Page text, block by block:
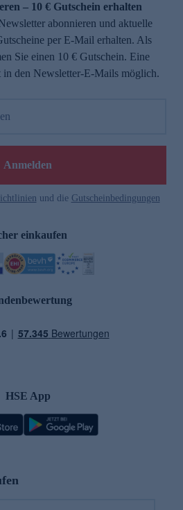
– 10 € Gutschein erhalten
abonnieren und aktuelle
per E-Mail erhalten. Als
Sie einen 10 € Gutschein. Eine
in den Newsletter-E-Mails möglich.
Anmelden
und die Gutscheinbedingungen
einkaufen
HSE App